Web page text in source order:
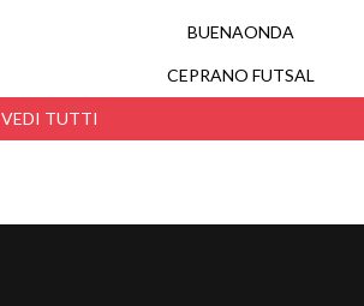
VEDI TUTTI
BUENAONDA
CEPRANO FUTSAL